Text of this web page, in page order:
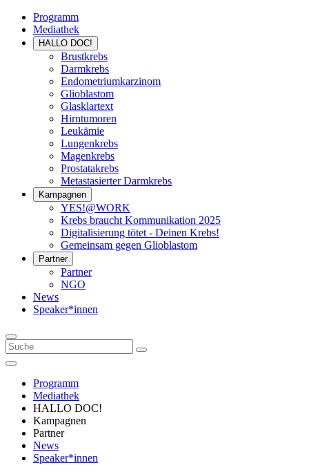
Programm
Mediathek
HALLO DOC!
Brustkrebs
Darmkrebs
Endometriumkarzinom
Glioblastom
Glasklartext
Hirntumoren
Leukämie
Lungenkrebs
Magenkrebs
Prostatakrebs
Metastasierter Darmkrebs
Kampagnen
YES!@WORK
Krebs braucht Kommunikation 2025
Digitalisierung tötet - Deinen Krebs!
Gemeinsam gegen Glioblastom
Partner
Partner
NGO
News
Speaker*innen
Programm
Mediathek
HALLO DOC!
Kampagnen
Partner
News
Speaker*innen